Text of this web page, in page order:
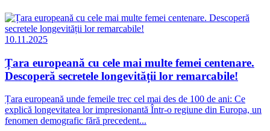
10.11.2025
Țara europeană cu cele mai multe femei centenare.
Descoperă secretele longevității lor remarcabile!
Țara europeană unde femeile trec cel mai des de 100 de ani: Ce
explică longevitatea lor impresionantă Într-o regiune din Europa, un
fenomen demografic fără precedent...